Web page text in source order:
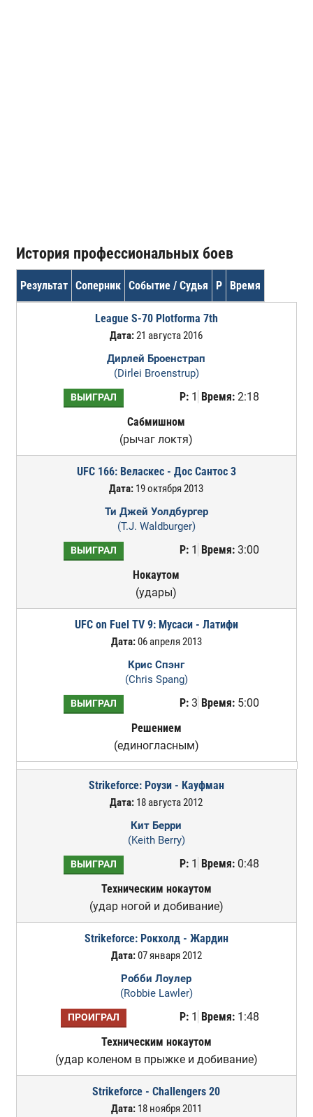
История профессиональных боев
Результат Соперник Событие / Судья Р Время
League S-70 Plotforma 7th
Дата:21 августа 2016
Дирлей Броенстрап
(Dirlei Broenstrup)
ВЫИГРАЛ Р:1 Время:2:18
Сабмишном
(рычаг локтя)
UFC 166: Веласкес - Дос Сантос 3
Дата: 19 октября 2013
Ти Джей Уолдбургер
(T.J. Waldburger)
ВЫИГРАЛ Р:1 Время:3:00
Нокаутом
(удары)
UFC on Fuel TV 9: Мусаси - Латифи
Дата:06 апреля 2013
Крис Спэнг
(Chris Spang)
ВЫИГРАЛ Р:3 Время:5:00
Решением
(единогласным)
Strikeforce: Роузи - Кауфман
Дата: 18 августа 2012
Кит Берри
(Keith Berry)
ВЫИГРАЛ Р:1 Время:0:48
Техническим нокаутом
(удар ногой и добивание)
Strikeforce: Рокхолд - Жардин
Дата:07 января 2012
Робби Лоулер
(Robbie Lawler)
ПРОИГРАЛ Р:1 Время:1:48
Техническим нокаутом
(удар коленом в прыжке и добивание)
Strikeforce - Challengers 20
Дата:18 ноября 2011